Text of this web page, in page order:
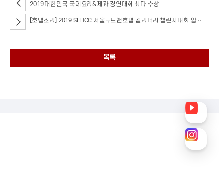
2019 대한민국 국제요리&제과 경연대회 최다 수상
[호텔조리] 2019 SFHCC 서울푸드앤호텔 컬리너리 챌린지대회 압도적 종합우승 차지
목록